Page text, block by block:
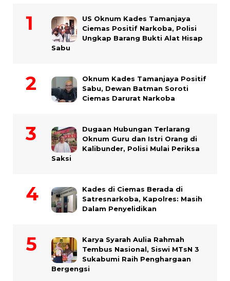
US Oknum Kades Tamanjaya
Ciemas Positif Narkoba, Polisi
Ungkap Barang Bukti Alat Hisap
Sabu
Oknum Kades Tamanjaya Positif
Sabu, Dewan Batman Soroti
Ciemas Darurat Narkoba
Dugaan Hubungan Terlarang
Oknum Guru dan Istri Orang di
Kalibunder, Polisi Mulai Periksa
Saksi
Kades di Ciemas Berada di
Satresnarkoba, Kapolres: Masih
Dalam Penyelidikan
Karya Syarah Aulia Rahmah
Tembus Nasional, Siswi MTsN 3
Sukabumi Raih Penghargaan
Bergengsi